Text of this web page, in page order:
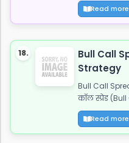
Read more
18.
Bull Call
Strategy
Bull Call
कॉल स्प्रेड
Read more